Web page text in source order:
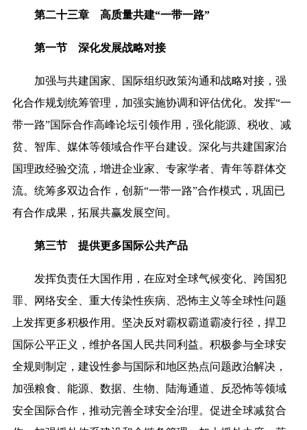
第二十三章 高质量共建“一带一路”
第一节 深化发展战略对接
加强与共建国家、国际组织政策沟通和战略对接，强
化合作规划统筹管理，加强实施协调和评估优化。 发挥“一
带一路”国际合作高峰论坛引领作用，强化能源、税收、减
贫、智库、媒体等领域合作平台建设。深化与共建国家治
国理政经验交流，增进企业家、专家学者、青年等群体交
流。统筹多双边合作，创新“一带一路”合作模式，巩固已
有合作成果，拓展共赢发展空间。
第三节 提供更多国际公共产品
发挥负责任大国作用，在应对全球气候变化、跨国犯
罪、网络安全、重大传染性疾病、恐怖主义等全球性问题
上发挥更多积极作用。坚决反对霸权霸道霸凌行径，捍卫
国际公平正义，维护各国人民共同利益。 积极参与全球安
全规则制定，建设性参与国际和地区热点问题政治解决，
加强粮食、能源、数据、生物、陆海通道、反恐怖等领域
安全国际合作 ，推动完善全球安全治理。促进全球减贫合